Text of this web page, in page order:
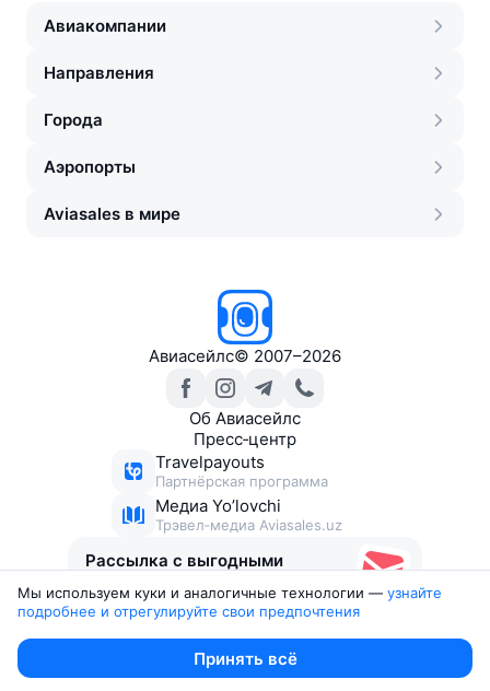
Авиакомпании
Направления
Города
Аэропорты
Aviasales в мире
Авиасейлс© 2007–2026
Об Авиасейлс
Пресс‑центр
Travelpayouts
Партнёрская программа
Медиа Yo’lovchi
Трэвел‑медиа Aviasales.uz
Рассылка с выгодными
Юридические документы
Мы используем куки и аналогичные технологии — узнайте
подробнее и отрегулируйте свои предпочтения
Принять всё